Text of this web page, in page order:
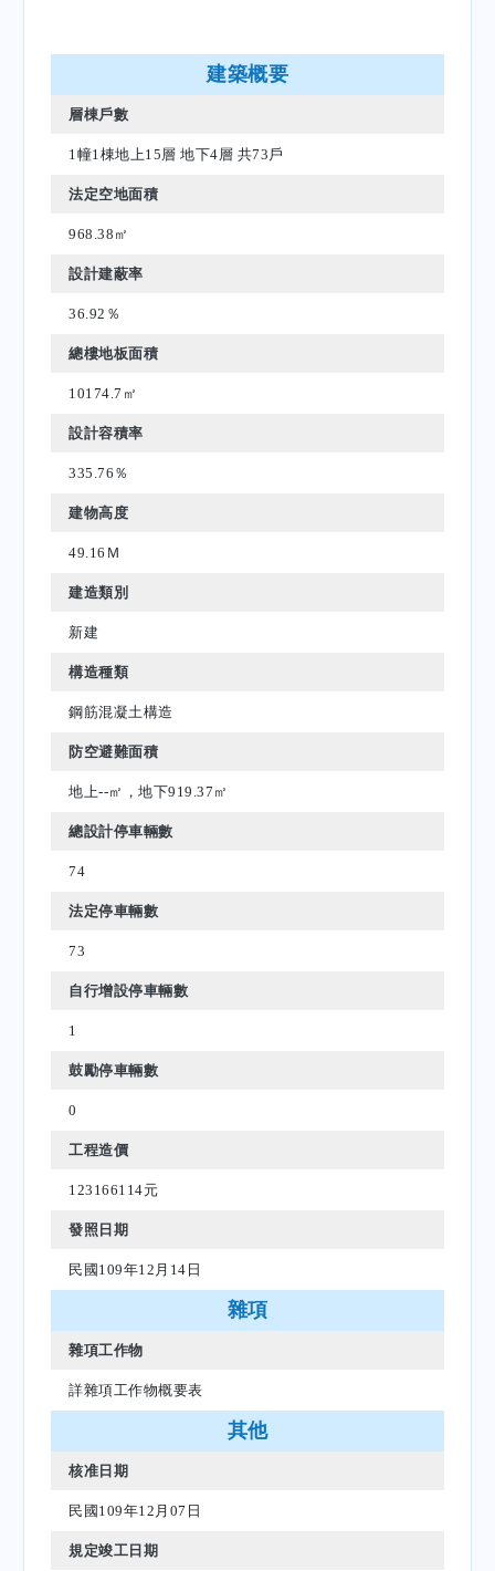
建築概要
層棟戶數
1幢1棟地上15層 地下4層 共73戶
法定空地面積
968.38㎡
設計建蔽率
36.92％
總樓地板面積
10174.7㎡
設計容積率
335.76％
建物高度
49.16Ｍ
建造類別
新建
構造種類
鋼筋混凝土構造
防空避難面積
地上--㎡，地下919.37㎡
總設計停車輛數
74
法定停車輛數
73
自行增設停車輛數
1
鼓勵停車輛數
0
工程造價
123166114元
發照日期
民國109年12月14日
雜項
雜項工作物
詳雜項工作物概要表
其他
核准日期
民國109年12月07日
規定竣工日期